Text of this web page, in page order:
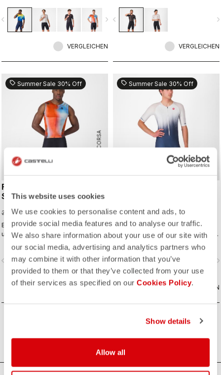
This website uses cookies
We use cookies to personalise content and ads, to
provide social media features and to analyse our traffic.
We also share information about your use of our site with
our social media, advertising and analytics partners who
may combine it with other information that you’ve
provided to them or that they’ve collected from your use
of their services as specified on our Cookies Policy.
Show details
Allow all
dank des speziell entwickelten
gerippten Gewebes an den Ärmeln.
navigate_next
VERGLEICHEN
navigate_before
VERGLEICHEN
ROSSO CORSA
sell Summer Sale 30% Off
FREE SANREMO 3 SUIT
SLEEVELESS
210,00 € 147,00 €
Eine echte Weiterentwicklung
unseres meistverkauften
ärmellosen Anzugs für längere
Distanzen.
navigate_next
VERGLEICHEN
sell Summer Sale 30% Off
170,00 € 119,00 €
Kurzärmeliger Spitzen-Anzug für
Ihre erste Triathlon-Erfahrung oder
für preisbewusste Athleten.
navigate_before
VERGLEICHEN